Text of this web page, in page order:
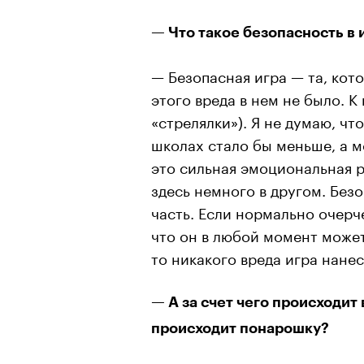
— Что такое безопасность в
— Безопасная игра — та,
этого вреда в нем не было.
«стрелялки»). Я не думаю,
школах стало бы меньше, а
это сильная эмоциональная
здесь немного в другом.
часть. Если нормально
что он в любой момент
то никакого вреда игра
— А за счет чего происходит
происходит понарошку?